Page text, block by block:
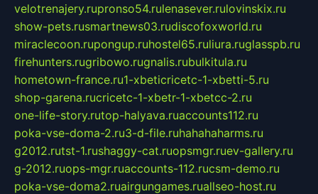
velotrenajery.rupronso54.rulenasever.rulovinskix.ru
show-pets.rusmartnews03.rudiscofoxworld.ru
miraclecoon.rupongup.ruhostel65.ruliura.ruglasspb.ru
firehunters.rugribowo.rugnalis.rubulkitula.ru
hometown-france.ru1-xbeticricetc-1-xbetti-5.ru
shop-garena.rucricetc-1-xbetr-1-xbetcc-2.ru
one-life-story.rutop-halyava.ruaccounts112.ru
poka-vse-doma-2.ru3-d-file.ruhahahaharms.ru
g2012.rutst-1.rushaggy-cat.ruopsmgr.ruev-gallery.ru
g-2012.ruops-mgr.ruaccounts-112.rucsm-demo.ru
poka-vse-doma2.ruairgungames.ruallseo-host.ru